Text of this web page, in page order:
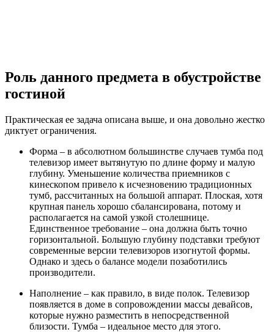
Роль данного предмета в обустройстве
гостиной
Практическая ее задача описана выше, и она довольно жестко
диктует ограничения.
Форма – в абсолютном большинстве случаев тумба под
телевизор имеет вытянутую по длине форму и малую
глубину. Уменьшение количества приемников с
кинескопом привело к исчезновению традиционных
тумб, рассчитанных на большой аппарат. Плоская, хотя
крупная панель хорошо сбалансирована, потому и
располагается на самой узкой столешнице.
Единственное требование – она должна быть точно
горизонтальной. Большую глубину подставки требуют
современные версии телевизоров изогнутой формы.
Однако и здесь о балансе модели позаботились
производители.
Наполнение – как правило, в виде полок. Телевизор
появляется в доме в сопровождении массы девайсов,
которые нужно разместить в непосредственной
близости. Тумба – идеальное место для этого.